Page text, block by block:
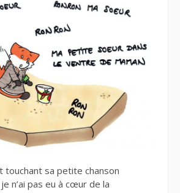
touchant sa petite chanson
n’ai pas eu à cœur de la